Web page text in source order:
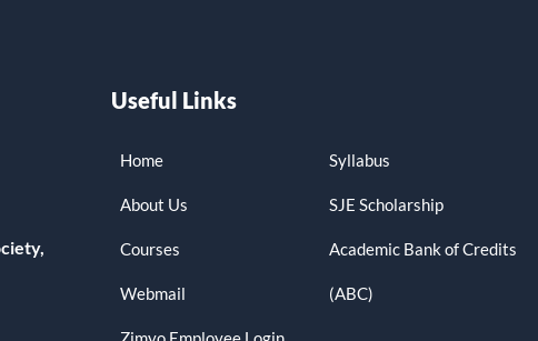
Useful Links
Home
About Us
Courses
Webmail
Syllabus
SJE Scholarship
Academic Bank of Credits
(ABC)